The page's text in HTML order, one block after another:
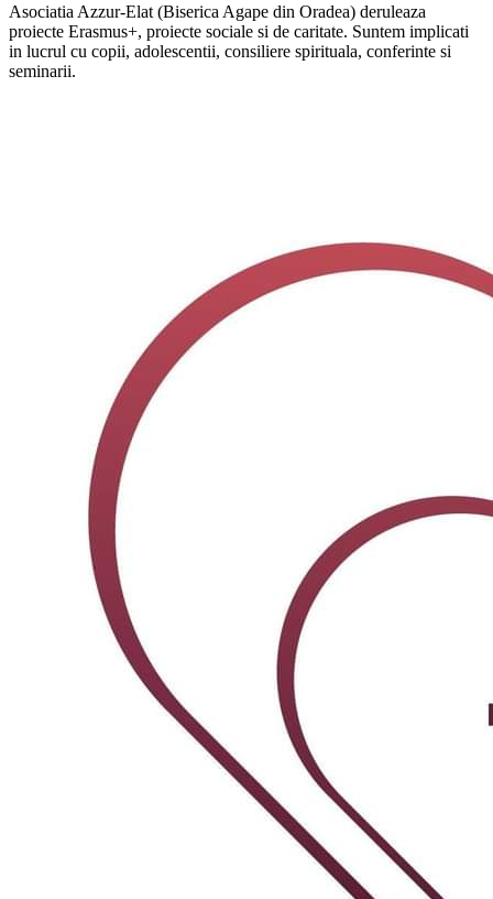
Asociatia Azzur-Elat (Biserica Agape din Oradea) deruleaza
proiecte Erasmus+, proiecte sociale si de caritate. Suntem implicati
in lucrul cu copii, adolescentii, consiliere spirituala, conferinte si
seminarii.